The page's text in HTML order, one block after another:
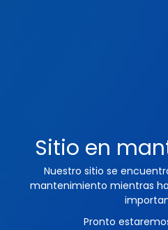
Sitio en
Nuestro sitio se
mantenimiento mientras
Pronto